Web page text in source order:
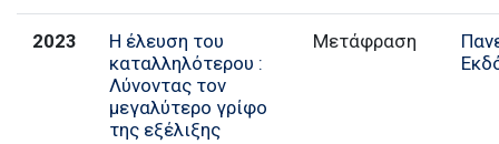
2023
Η έλευση του
καταλληλότερου :
Λύνοντας τον
μεγαλύτερο γρίφο
της εξέλιξης
Μετάφραση